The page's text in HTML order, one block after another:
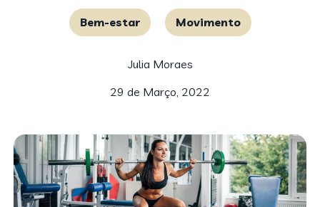
Bem-estar Movimento
Julia Moraes
29 de Março, 2022